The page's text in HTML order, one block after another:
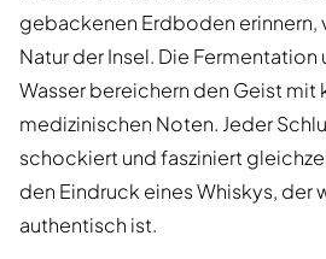
gebackenen Erdboden erinnern,
Natur der Insel. Die Fermentation
Wasser bereichern den Geist mit
medizinischen Noten. Jeder
schockiert und fasziniert
den Eindruck eines Whiskys, der
authentisch ist.